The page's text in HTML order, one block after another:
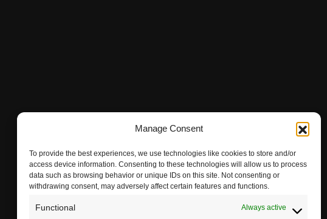
Manage Consent
To provide the best experiences, we use technologies like cookies to store and/or
access device information. Consenting to these technologies will allow us to process
data such as browsing behavior or unique IDs on this site. Not consenting or
withdrawing consent, may adversely affect certain features and functions.
Functional Always active